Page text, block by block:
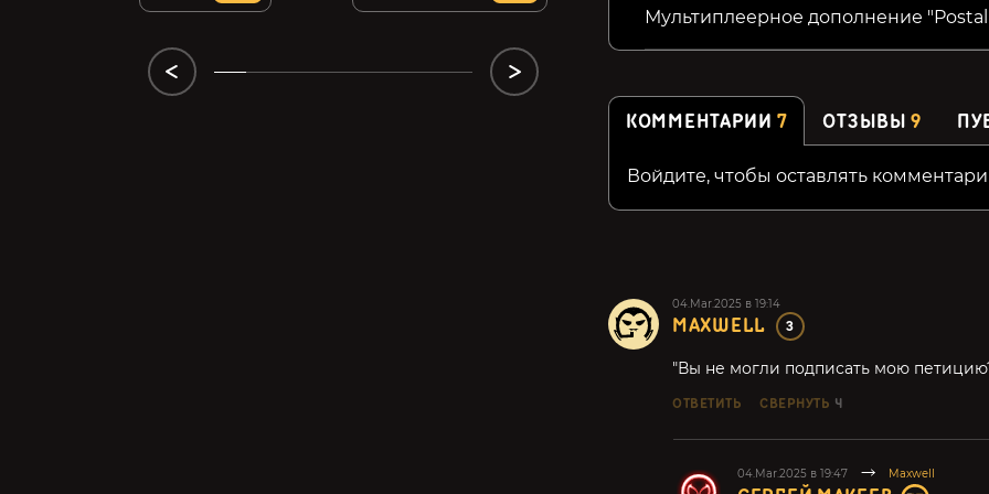
Мультиплеерное дополнение
КОММЕНТАРИИ 7 ОТЗЫВЫ9
Войдите, чтобы оставлять
04.Mar.2025 в 19:14
MAXWELL 3
"Вы не могли подписать мою
ОТВЕТИТЬ СВЕРНУТЬ 4
04.Mar.2025 в 19:47 Maxwell